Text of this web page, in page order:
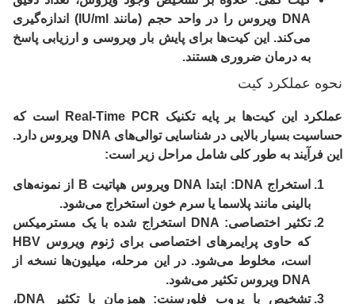
DNA ویروس را در واحد حجم (مانند IU/ml) اندازه‌گیری
می‌کند. این کیت‌ها برای پایش بار ویروسی و ارزیابی پاسخ
به درمان ضروری هستند.
نحوه عملکرد کیت
عملکرد این کیت‌ها بر پایه تکنیک Real-Time PCR است که
حساسیت بسیار بالایی در شناسایی توالی‌های DNA ویروس دارد.
این فرآیند به طور کلی شامل مراحل زیر است:
استخراج DNA:
ابتدا DNA ویروس هپاتیت B از نمونه‌های
بالینی مانند پلاسما یا سرم خون استخراج می‌شود.
تکثیر اختصاصی:
DNA استخراج شده با یک مسترمیکس
که حاوی پرایمرهای اختصاصی
برای ژنوم ویروس HBV
است، مخلوط می‌شود. در این مرحله، میلیون‌ها نسخه از
DNA ویروس تکثیر می‌شود.
تشخیص با پروب فلورسنت:
همزمان با تکثیر DNA،